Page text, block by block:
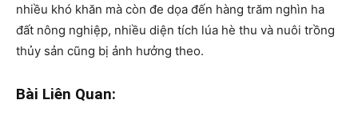
nhiều khó khăn mà còn đe dọa đến hàng trăm nghìn ha
đất nông nghiệp, nhiều diện tích lúa hè thu và nuôi trồng
thủy sản cũng bị ảnh hưởng theo.
Bài Liên Quan: